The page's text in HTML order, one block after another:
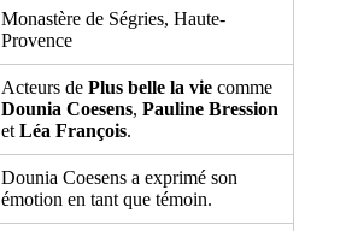
Monastère de Ségries, Haute-
Provence
Acteurs de Plus belle la vie comme
Dounia Coesens, Pauline Bression
et Léa François.
Dounia Coesens a exprimé son
émotion en tant que témoin.